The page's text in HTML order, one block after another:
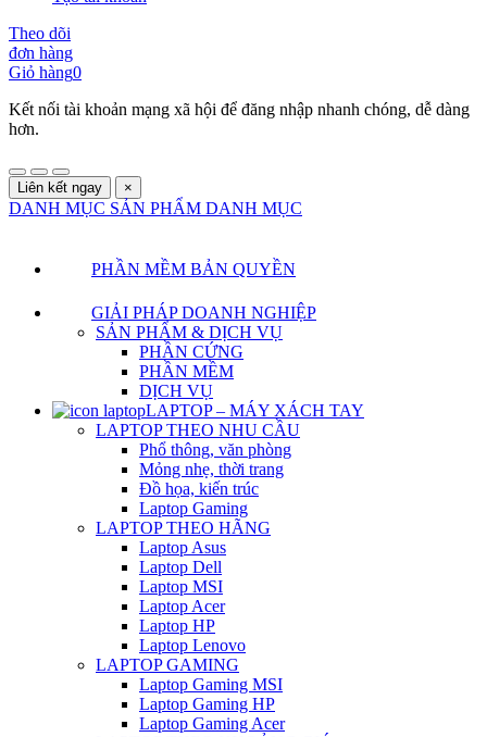
Theo dõi
đơn hàng
Giỏ hàng0
Kết nối tài khoản mạng xã hội để đăng nhập nhanh chóng, dễ dàng
hơn.
Liên kết ngay ×
DANH MỤC SẢN PHẨM DANH MỤC
PHẦN MỀM BẢN QUYỀN
GIẢI PHÁP DOANH NGHIỆP
SẢN PHẨM & DỊCH VỤ
PHẦN CỨNG
PHẦN MỀM
DỊCH VỤ
LAPTOP – MÁY XÁCH TAY
LAPTOP THEO NHU CẦU
Phổ thông, văn phòng
Mỏng nhẹ, thời trang
Đồ họa, kiến trúc
Laptop Gaming
LAPTOP THEO HÃNG
Laptop Asus
Laptop Dell
Laptop MSI
Laptop Acer
Laptop HP
Laptop Lenovo
LAPTOP GAMING
Laptop Gaming MSI
Laptop Gaming HP
Laptop Gaming Acer